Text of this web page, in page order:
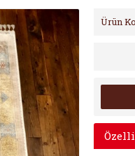
Ürün